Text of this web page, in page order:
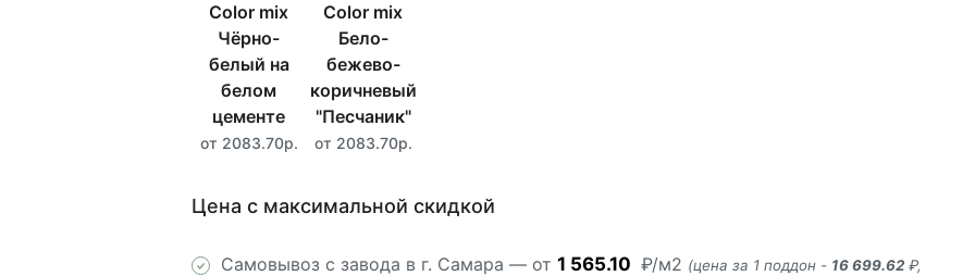
Color mix
Чёрно-
белый на
белом
цементе
от 2083.70р.
Color mix
Бело-
бежево-
коричневый
"Песчаник"
от 2083.70р.
Цена с максимальной скидкой
Самовывоз с завода в г. Самара — от 1 565.10 ₽/м2 (цена за 1 поддон - 16 699.62 ₽,